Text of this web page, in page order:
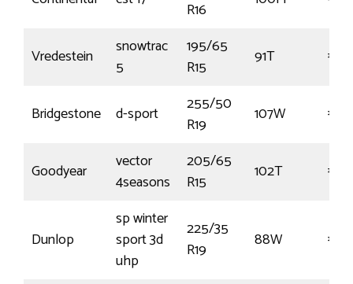
R16
Vredestein
snowtrac
5
195/65
R15
91T €55
Bridgestone d-sport
255/50
R19
107W
Goodyear
vector
4seasons
205/65
R15
102T €111
Dunlop
sp winter
sport 3d
uhp
225/35
R19
88W